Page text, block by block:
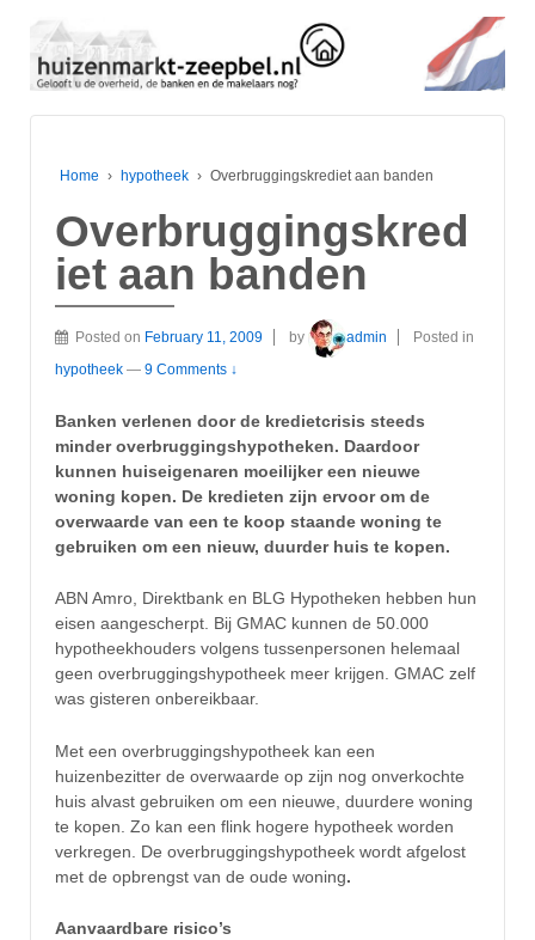
Home › hypotheek › Overbruggingskrediet aan banden
Overbruggingskred
iet aan banden
Posted on February 11, 2009 by admin
Posted in
hypotheek — 9 Comments ↓
Banken verlenen door de kredietcrisis steeds
minder overbruggingshypotheken. Daardoor
kunnen huiseigenaren moeilijker een nieuwe
woning kopen. De kredieten zijn ervoor om de
overwaarde van een te koop staande woning te
gebruiken om een nieuw, duurder huis te kopen.
ABN Amro, Direktbank en BLG Hypotheken hebben hun
eisen aangescherpt. Bij GMAC kunnen de 50.000
hypotheekhouders volgens tussenpersonen helemaal
geen overbruggingshypotheek meer krijgen. GMAC zelf
was gisteren onbereikbaar.
Met een overbruggingshypotheek kan een
huizenbezitter de overwaarde op zijn nog onverkochte
huis alvast gebruiken om een nieuwe, duurdere woning
te kopen. Zo kan een flink hogere hypotheek worden
verkregen. De overbruggingshypotheek wordt afgelost
met de opbrengst van de oude woning.
Aanvaardbare risico’s